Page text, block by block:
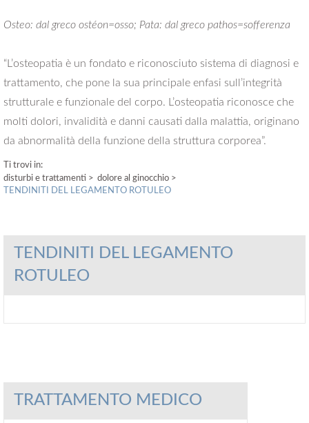
Osteo: dal greco ostéon=osso; Pata: dal greco pathos=sofferenza
“L’osteopatia è un fondato e riconosciuto sistema di diagnosi e
trattamento, che pone la sua principale enfasi sull’integrità
strutturale e funzionale del corpo. L’osteopatia riconosce che
molti dolori, invalidità e danni causati dalla malattia, originano
da abnormalità della funzione della struttura corporea”.
Ti trovi in:
disturbi e trattamenti > dolore al ginocchio >
TENDINITI DEL LEGAMENTO ROTULEO
TENDINITI DEL LEGAMENTO
ROTULEO
TRATTAMENTO MEDICO